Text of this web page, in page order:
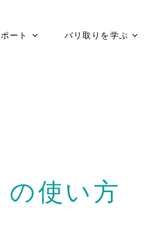
ート バリ取りを学ぶ
使い方